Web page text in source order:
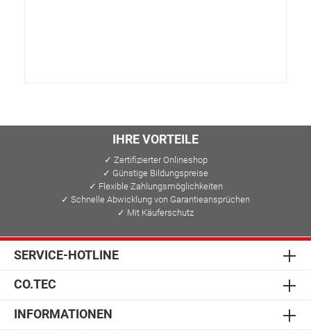
IHRE VORTEILE
✓ Zertifizierter Onlineshop
✓ Günstige Bildungspreise
✓ Flexible Zahlungsmöglichkeiten
✓ Schnelle Abwicklung von Garantieansprüchen
✓ Mit Käuferschutz
SERVICE-HOTLINE
CO.TEC
INFORMATIONEN